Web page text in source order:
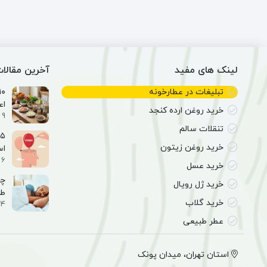
لینک های مفید
تبلیغات در عطارخونه
خرید روغن ارده کنجد
تنقلات سالم
خرید روغن زیتون
خرید عسل
خرید ژل رویال
خرید گلاب
عطر طبیعی
آخرین
9 اسفند 1404
6 اسفند 1404
4 اسفند 1404
استان تهران، میدان پونک